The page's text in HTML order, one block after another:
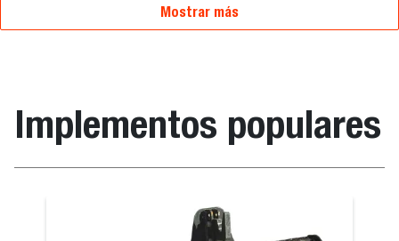
Mostrar más
Implementos populares